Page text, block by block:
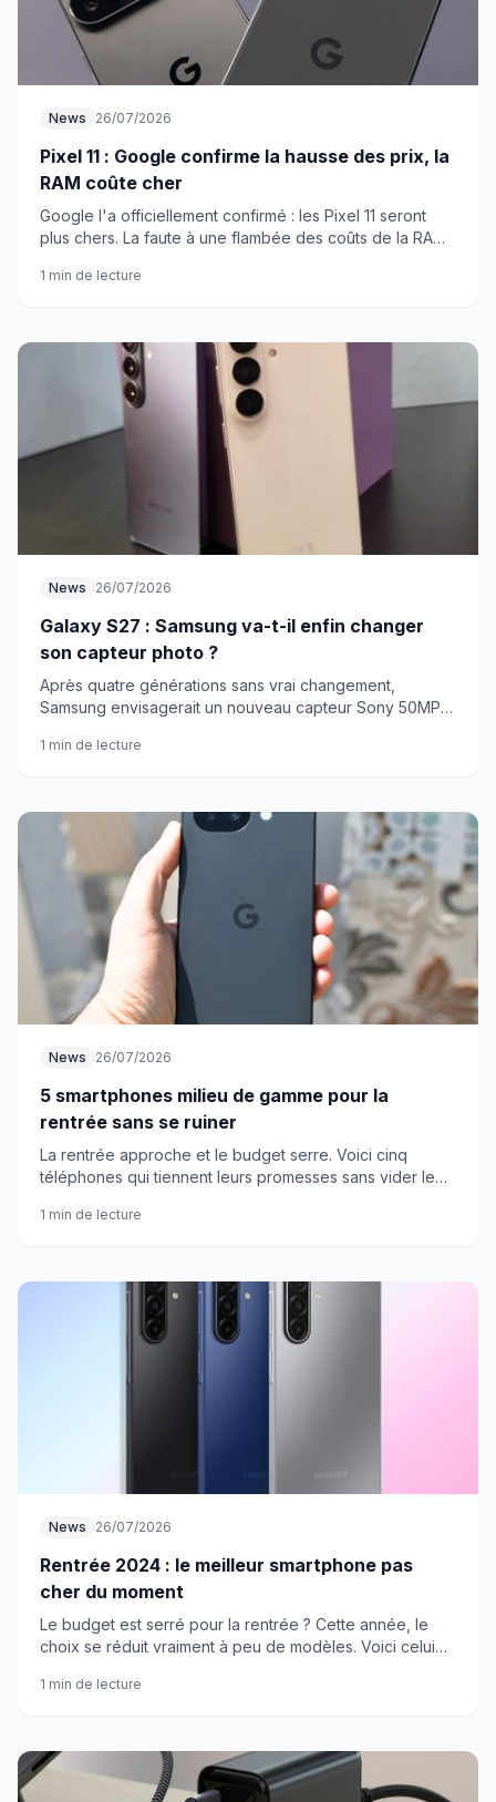
News 26/07/2026
Pixel 11 : Google confirme la hausse des prix, la
RAM coûte cher
Google l'a officiellement confirmé : les Pixel 11 seront
plus chers. La faute à une flambée des coûts de la RAM.
1 min de lecture
News 26/07/2026
Galaxy S27 : Samsung va-t-il enfin changer
son capteur photo ?
Après quatre générations sans vrai changement,
Samsung envisagerait un nouveau capteur Sony 50MP
continuité.
1 min de lecture
News 26/07/2026
5 smartphones milieu de gamme pour la
rentrée sans se ruiner
La rentrée approche et le budget serre. Voici cinq
téléphones qui tiennent leurs promesses sans vider le
1 min de lecture
News 26/07/2026
Rentrée 2024 : le meilleur smartphone pas
cher du moment
Le budget est serré pour la rentrée ? Cette année, le
choix se réduit vraiment à peu de modèles. Voici celui
un bémol.
1 min de lecture